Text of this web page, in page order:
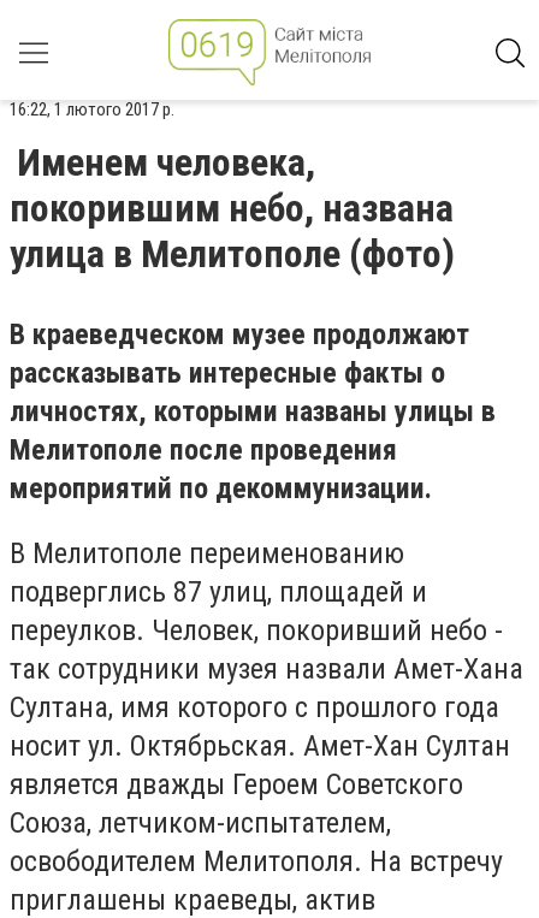
16:22, 1 лютого 2017 р.
Именем человека,
покорившим небо, названа
улица в Мелитополе (фото)
В краеведческом музее продолжают
рассказывать интересные факты о
личностях, которыми названы улицы в
Мелитополе после проведения
мероприятий по декоммунизации.
В Мелитополе переименованию
подверглись 87 улиц, площадей и
переулков. Человек, покоривший небо -
так сотрудники музея назвали Амет-Хана
Султана, имя которого с прошлого года
носит ул. Октябрьская. Амет-Хан Султан
является дважды Героем Советского
Союза, летчиком-испытателем,
освободителем Мелитополя. На встречу
приглашены краеведы, актив